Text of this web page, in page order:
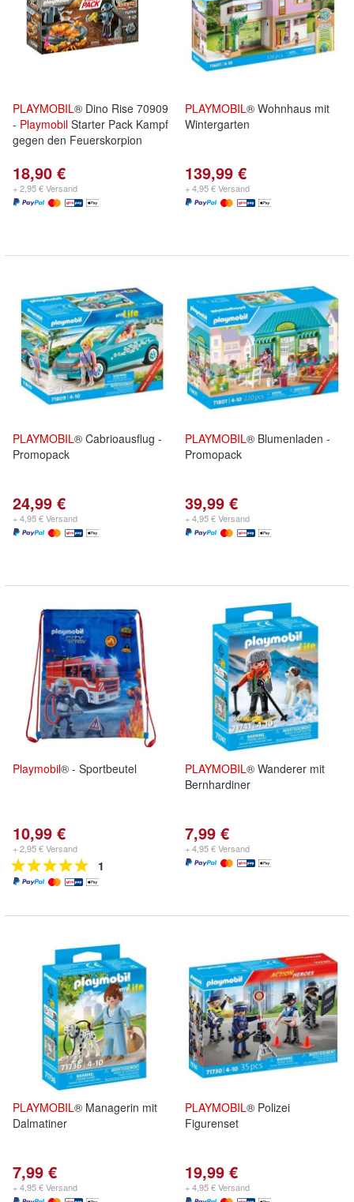
PLAYMOBIL® Dino Rise 70909
- Playmobil Starter Pack Kampf
gegen den Feuerskorpion
18,90 €
+ 2,95 € Versand
PLAYMOBIL® Wohnhaus mit
Wintergarten
139,99 €
+ 4,95 € Versand
PLAYMOBIL® Cabrioausflug -
Promopack
24,99 €
+ 4,95 € Versand
PLAYMOBIL® Blumenladen -
Promopack
39,99 €
+ 4,95 € Versand
Playmobil® - Sportbeutel
10,99 €
+ 2,95 € Versand
1
PLAYMOBIL® Wanderer mit
Bernhardiner
7,99 €
+ 4,95 € Versand
PLAYMOBIL® Managerin mit
Dalmatiner
7,99 €
+ 4,95 € Versand
PLAYMOBIL® Polizei
Figurenset
19,99 €
+ 4,95 € Versand